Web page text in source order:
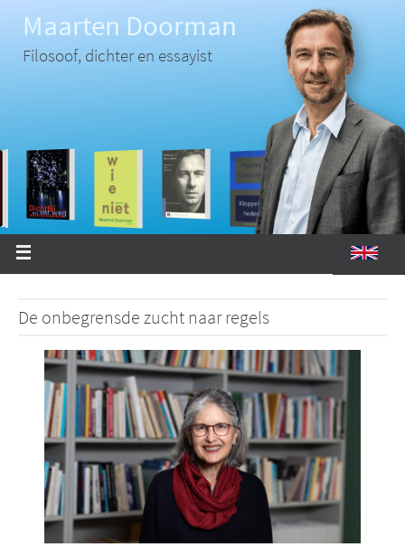
inhoud
Maarten Doorman
Filosoof, dichter en essayist
De onbegrensde zucht naar regels